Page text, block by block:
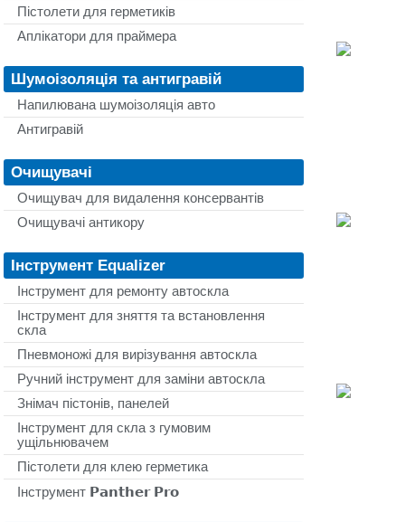
Пістолети для герметиків
Аплікатори для праймера
Шумоізоляція та антигравій
Напилювана шумоізоляція авто
Антигравій
Очищувачі
Очищувач для видалення консервантів
Очищувачі антикору
Інструмент Equalizer
Інструмент для ремонту автоскла
Інструмент для зняття та встановлення
скла
Пневмоножі для вирізування автоскла
Ручний інструмент для заміни автоскла
Знімач пістонів, панелей
Інструмент для скла з гумовим
ущільнювачем
Пістолети для клею герметика
Інструмент 𝗣𝗮𝗻𝘁𝗵𝗲𝗿 𝗣𝗿𝗼